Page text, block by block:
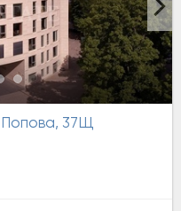
Попова, 37Щ